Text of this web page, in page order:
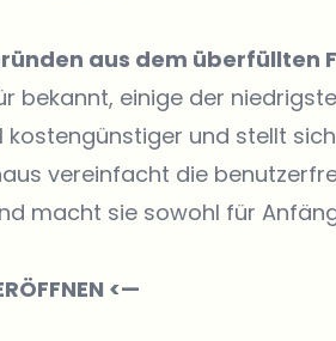
aus dem überfüllten
bekannt, einige der
und stellt
vereinfacht die
macht sie sowohl für
<—